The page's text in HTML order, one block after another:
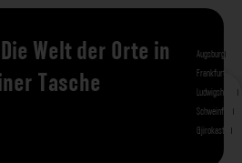
Welt der Orte in
Tasche
Augsburg
Frankfurt am
Ludwigshafen
Schweinfurt
Gjirokastra